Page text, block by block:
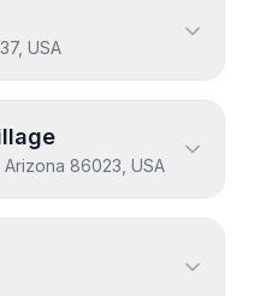
USA
86023, USA